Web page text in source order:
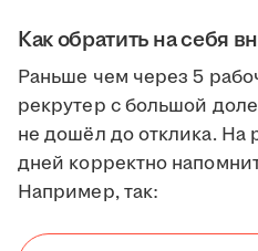
Как обратить на себя
Раньше чем через 5
рекрутер с большой
не дошёл до отклика. На
дней корректно
Например, так: